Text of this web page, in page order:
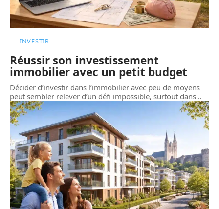
INVESTIR
Réussir son investissement
immobilier avec un petit budget
Décider d’investir dans l’immobilier avec peu de moyens
peut sembler relever d’un défi impossible, surtout dans…